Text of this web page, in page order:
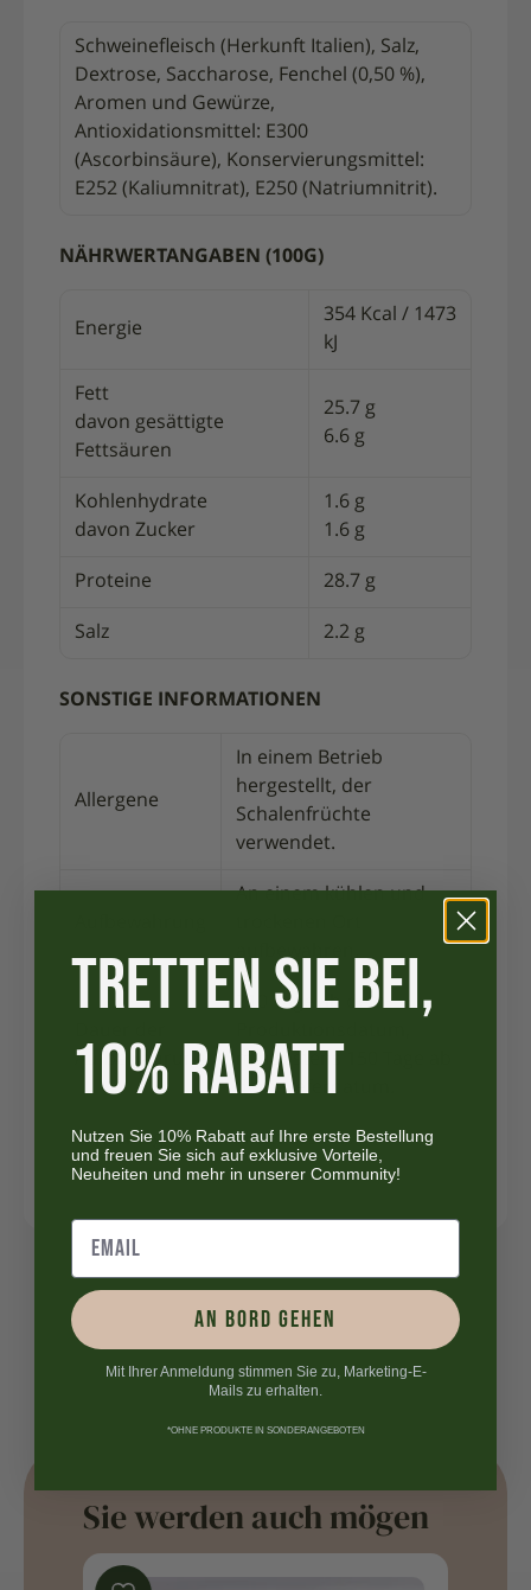
Schweinefleisch (Herkunft Italien), Salz,
Dextrose, Saccharose, Fenchel (0,50 %),
Aromen und Gewürze,
Antioxidationsmittel: E300
(Ascorbinsäure), Konservierungsmittel:
E252 (Kaliumnitrat), E250 (Natriumnitrit).
NÄHRWERTANGABEN (100G)
Energie
354 Kcal / 1473
kJ
Fett
davon gesättigte
Fettsäuren
25.7 g
6.6 g
Kohlenhydrate
davon Zucker
1.6 g
1.6 g
Proteine 28.7 g
Salz 2.2 g
SONSTIGE INFORMATIONEN
Allergene
In einem Betrieb
hergestellt, der
Schalenfrüchte
verwendet.
An einem kühlen und
Aufbewahrung
210 Tage ab dem
mindestens 150 Tage ab
dem Lieferdatum.
Umschlag Nicht essbar.
Sie werden auch mögen
TRETTEN SIE BEI,
10% RABATT
Nutzen Sie 10% Rabatt auf Ihre erste Bestellung
und freuen Sie sich auf exklusive Vorteile,
Neuheiten und mehr in unserer Community!
AN BORD GEHEN
Mit Ihrer Anmeldung stimmen Sie zu, Marketing-E-
Mails zu erhalten.
*OHNE PRODUKTE IN SONDERANGEBOTEN